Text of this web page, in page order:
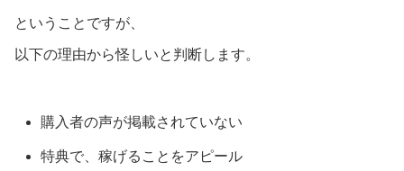
ということですが、
以下の理由から怪しいと判断します。
購入者の声が掲載されていない
特典で、稼げることをアピール